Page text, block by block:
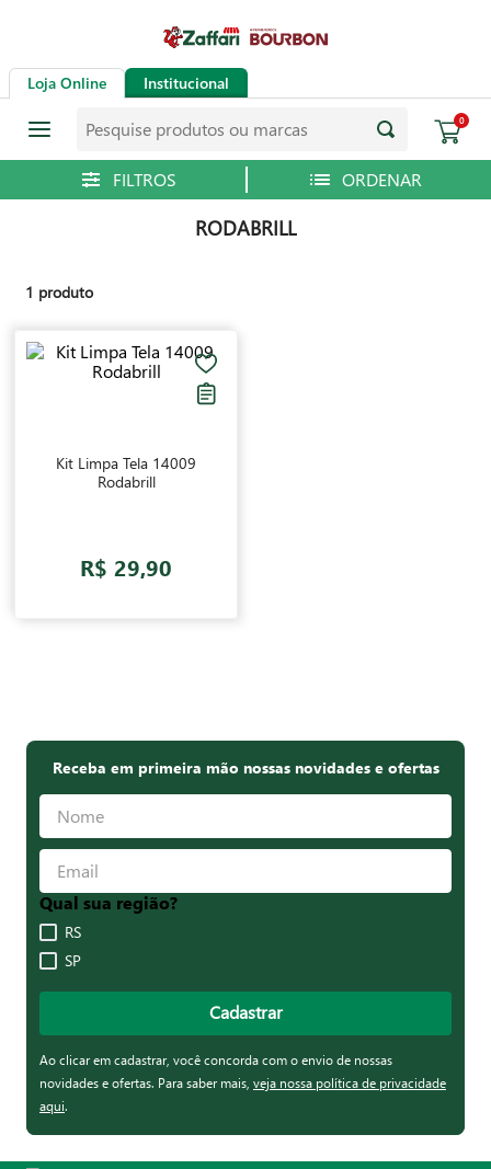
Loja Online Institucional
0
RODABRILL
1 produto
Kit Limpa Tela 14009
Rodabrill
R$ 29,90
Receba em primeira mão nossas novidades e ofertas
Qual sua região?
RS
SP
Cadastrar
Ao clicar em cadastrar, você concorda com o envio de nossas
novidades e ofertas. Para saber mais, veja nossa política de privacidade
aqui.